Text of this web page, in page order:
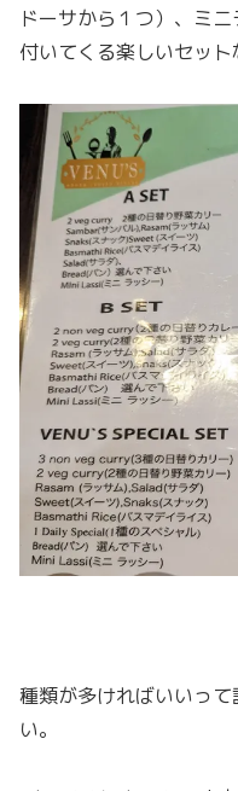
ドーサから１つ）、ミ
付いてくる楽しいセット
種類が多ければいいっ
い。